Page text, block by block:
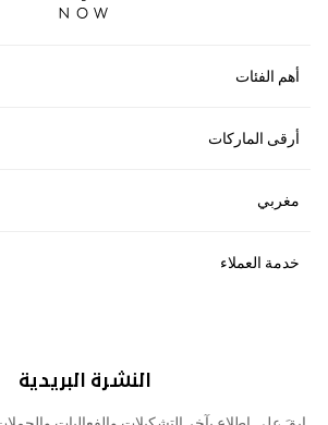
أهم الفئات
أرقى الماركات
مغربي
خدمة العملاء
النشرة البريدية